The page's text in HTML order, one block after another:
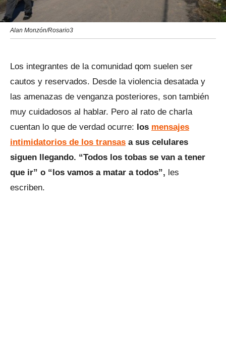
Alan Monzón/Rosario3
Los integrantes de la comunidad qom suelen ser
cautos y reservados. Desde la violencia desatada y
las amenazas de venganza posteriores, son también
muy cuidadosos al hablar. Pero al rato de charla
cuentan lo que de verdad ocurre: los mensajes
intimidatorios de los transas a sus celulares
siguen llegando. “Todos los tobas se van a tener
que ir” o “los vamos a matar a todos”, les
escriben.